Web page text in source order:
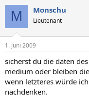
M Monschu
Lieutenant
1. Juni 2009
sicherst du die daten
medium oder bleiben
wenn letzteres würde
nachdenken.